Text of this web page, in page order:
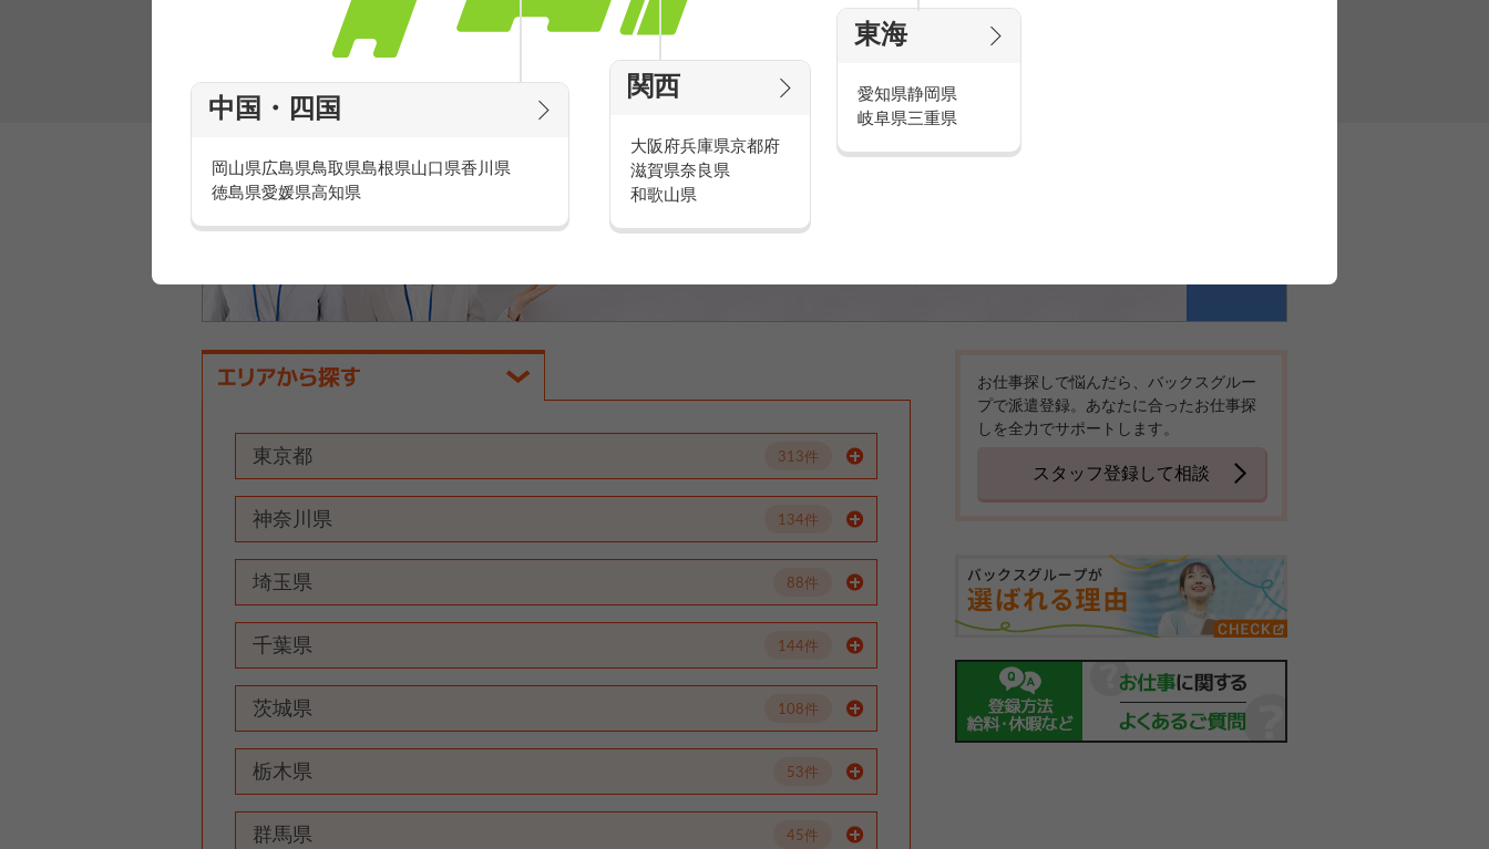
東海
愛知県静岡県
岐阜県三重県
関西
大阪府兵庫県京都府
滋賀県奈良県
和歌山県
中国・四国
岡山県広島県鳥取県島根県山口県香川県
徳島県愛媛県高知県
有名ブランドで楽しく働こう
人気を誇るブランドで 販売&店舗運営スタッ
フ積極採用中！
家電量販店の派遣・バイト求人
家電量販店で働くメリットをご紹介！
官庁・官公庁のお仕事とは
東京都 313件
神奈川県 134件
埼玉県 88件
千葉県 144件
茨城県 108件
栃木県 53件
群馬県 45件
お仕事探しで悩んだら、バックスグルー
プで派遣登録。あなたに合ったお仕事探
しを全力でサポートします。
スタッフ登録して相談